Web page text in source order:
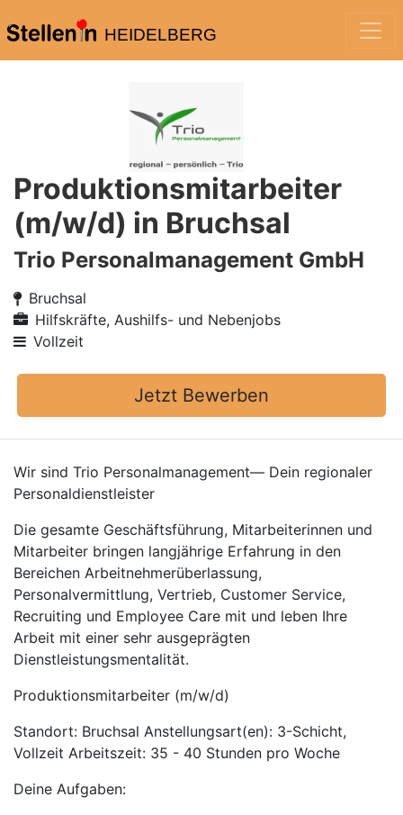
HEIDELBERG
Produktionsmitarbeiter
(m/w/d) in Bruchsal
Trio Personalmanagement GmbH
Bruchsal
Hilfskräfte, Aushilfs- und Nebenjobs
Vollzeit
Jetzt Bewerben
Wir sind Trio Personalmanagement— Dein regionaler
Personaldienstleister
Die gesamte Geschäftsführung, Mitarbeiterinnen und
Mitarbeiter bringen langjährige Erfahrung in den
Bereichen Arbeitnehmerüberlassung,
Personalvermittlung, Vertrieb, Customer Service,
Recruiting und Employee Care mit und leben Ihre
Arbeit mit einer sehr ausgeprägten
Dienstleistungsmentalität.
Produktionsmitarbeiter (m/w/d)
Standort: Bruchsal Anstellungsart(en): 3-Schicht,
Vollzeit Arbeitszeit: 35 - 40 Stunden pro Woche
Deine Aufgaben: